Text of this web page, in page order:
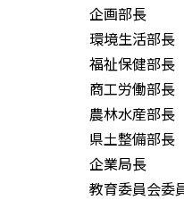
企画部
環境生
福祉保健
商工労働
農林水産
県土整備
企業
教育委員